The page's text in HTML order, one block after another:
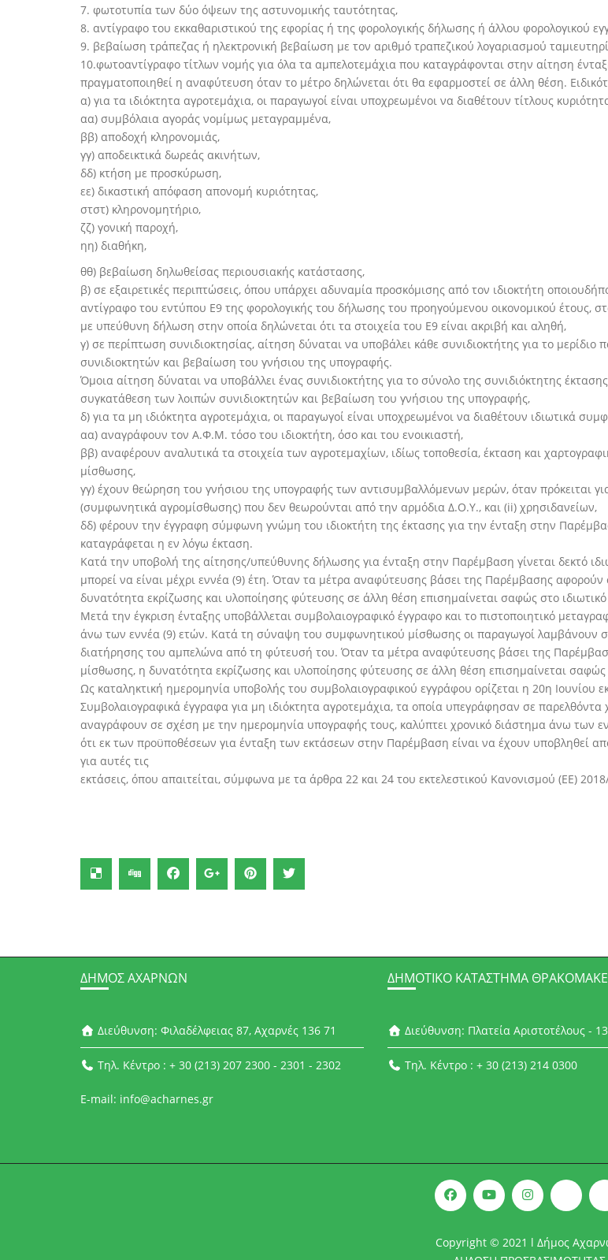
7. φωτοτυπία των δύο όψεων της αστυνομικής ταυτότητας,
8. αντίγραφο του εκκαθαριστικού της εφορίας ή της φορολογικής δήλωσης ή άλλου
9. βεβαίωση τράπεζας ή ηλεκτρονική βεβαίωση με τον αριθμό τραπεζικού λογαριασμού
10.φωτοαντίγραφο τίτλων νομής για όλα τα αμπελοτεμάχια που καταγράφονται στην αίτηση
πραγματοποιηθεί η αναφύτευση όταν το μέτρο δηλώνεται ότι θα εφαρμοστεί σε άλλη θέση.
α) για τα ιδιόκτητα αγροτεμάχια, οι παραγωγοί είναι υποχρεωμένοι να διαθέτουν τίτλους
αα) συμβόλαια αγοράς νομίμως μεταγραμμένα,
ββ) αποδοχή κληρονομιάς,
γγ) αποδεικτικά δωρεάς ακινήτων,
δδ) κτήση με προσκύρωση,
εε) δικαστική απόφαση απονομή κυριότητας,
στστ) κληρονομητήριο,
ζζ) γονική παροχή,
ηη) διαθήκη,
θθ) βεβαίωση δηλωθείσας περιουσιακής κατάστασης,
β) σε εξαιρετικές περιπτώσεις, όπου υπάρχει αδυναμία προσκόμισης από τον ιδιοκτήτη
αντίγραφο του εντύπου Ε9 της φορολογικής του δήλωσης του προηγούμενου οικονομικού έτους,
με υπεύθυνη δήλωση στην οποία δηλώνεται ότι τα στοιχεία του Ε9 είναι ακριβή και αληθή,
γ) σε περίπτωση συνιδιοκτησίας, αίτηση δύναται να υποβάλει κάθε συνιδιοκτήτης για το
συνιδιοκτητών και βεβαίωση του γνήσιου της υπογραφής.
Όμοια αίτηση δύναται να υποβάλλει ένας συνιδιοκτήτης για το σύνολο της συνιδιόκτητης
συγκατάθεση των λοιπών συνιδιοκτητών και βεβαίωση του γνήσιου της υπογραφής,
δ) για τα μη ιδιόκτητα αγροτεμάχια, οι παραγωγοί είναι υποχρεωμένοι να διαθέτουν ιδιωτικά
αα) αναγράφουν τον Α.Φ.Μ. τόσο του ιδιοκτήτη, όσο και του ενοικιαστή,
ββ) αναφέρουν αναλυτικά τα στοιχεία των αγροτεμαχίων, ιδίως τοποθεσία, έκταση και
μίσθωσης,
γγ) έχουν θεώρηση του γνήσιου της υπογραφής των αντισυμβαλλόμενων μερών, όταν πρόκειται
(συμφωνητικά αγρομίσθωσης) που δεν θεωρούνται από την αρμόδια Δ.Ο.Υ., και (ii) χρησιδανείων,
δδ) φέρουν την έγγραφη σύμφωνη γνώμη του ιδιοκτήτη της έκτασης για την ένταξη στην
καταγράφεται η εν λόγω έκταση.
Κατά την υποβολή της αίτησης/υπεύθυνης δήλωσης για ένταξη στην Παρέμβαση γίνεται δεκτό
μπορεί να είναι μέχρι εννέα (9) έτη. Όταν τα μέτρα αναφύτευσης βάσει της Παρέμβασης
δυνατότητα εκρίζωσης και υλοποίησης φύτευσης σε άλλη θέση επισημαίνεται σαφώς στο
Μετά την έγκριση ένταξης υποβάλλεται συμβολαιογραφικό έγγραφο και το πιστοποιητικό
άνω των εννέα (9) ετών. Κατά τη σύναψη του συμφωνητικού μίσθωσης οι παραγωγοί λαμβάνουν
διατήρησης του αμπελώνα από τη φύτευσή του. Όταν τα μέτρα αναφύτευσης βάσει της
μίσθωσης, η δυνατότητα εκρίζωσης και υλοποίησης φύτευσης σε άλλη θέση επισημαίνεται
Ως καταληκτική ημερομηνία υποβολής του συμβολαιογραφικού εγγράφου ορίζεται η 20η Ιουνίου
Συμβολαιογραφικά έγγραφα για μη ιδιόκτητα αγροτεμάχια, τα οποία υπεγράφησαν σε παρελθόντα
αναγράφουν σε σχέση με την ημερομηνία υπογραφής τους, καλύπτει χρονικό διάστημα άνω των
ότι εκ των προϋποθέσεων για ένταξη των εκτάσεων στην Παρέμβαση είναι να έχουν υποβληθεί
για αυτές τις
εκτάσεις, όπου απαιτείται, σύμφωνα με τα άρθρα 22 και 24 του εκτελεστικού Κανονισμού (ΕΕ)
ΔΉΜΟΣ ΑΧΑΡΝΏΝ
Διεύθυνση: Φιλαδέλφειας 87, Αχαρνές 136 71
Τηλ. Κέντρο : + 30 (213) 207 2300 - 2301 - 2302
E-mail: info@acharnes.gr
ΔΗΜΟΤΙΚΌ ΚΑΤΆΣΤΗΜΑ
Διεύθυνση: Πλατεία Αριστοτέλους -
Τηλ. Κέντρο : + 30 (213) 214 0300
Copyright © 2021 l Δήμος